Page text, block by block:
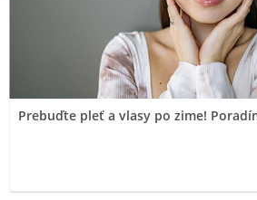
Prebuďte pleť a vlasy po zime!